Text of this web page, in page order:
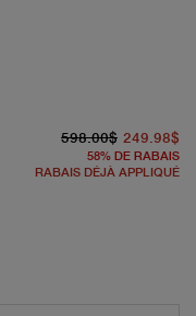
598.00$ 249.98$
58% DE RABAIS
RABAIS DÉJÀ APPLIQUÉ